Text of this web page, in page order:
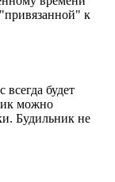
к
всегда будет
можно
Будильник не